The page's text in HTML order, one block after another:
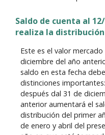
Saldo de cuenta al
realiza la distribución
Este es el valor
diciembre del año
saldo en esta fecha
distinciones
después dal 31 de
anterior aumentará el
distribución del primer
de enero y abril del